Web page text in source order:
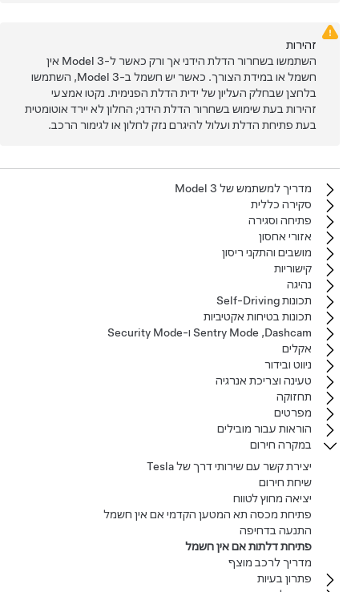
זהירות
השתמשו בשחרור הדלת הידני אך ורק כאשר ל-Model 3אין
חשמל או במידת הצורך. כאשר יש חשמל ב-Model 3, השתמשו
בלחצן שבחלק העליון של ידית הדלת הפנימית. נקטו אמצעי
זהירות בעת שימוש בשחרור הדלת הידני; החלון לא יירד אוטומטית
בעת פתיחת הדלת ועלול להיגרם נזק לחלון או לגימור הרכב.
מדריך למשתמש של‏ Model 3‏
סקירה כללית
פתיחה וסגירה
אזורי אחסון
מושבים והתקני ריסון
קישוריות
נהיגה
תכונות Self-Driving
תכונות בטיחות אקטיביות
Dashcam‏, Sentry Mode ו-Security Mode
אקלים
ניווט ובידור
טעינה וצריכת אנרגיה
תחזוקה
מפרטים
הוראות עבור מובילים
במקרה חירום
יצירת קשר עם שירותי דרך של Tesla
שיחת חירום
יציאה מחוץ לטווח
פתיחת מכסה תא המטען הקדמי אם אין חשמל
התנעה בדחיפה
פתיחת דלתות אם אין חשמל
מדריך לרכב מוצף
פתרון בעיות